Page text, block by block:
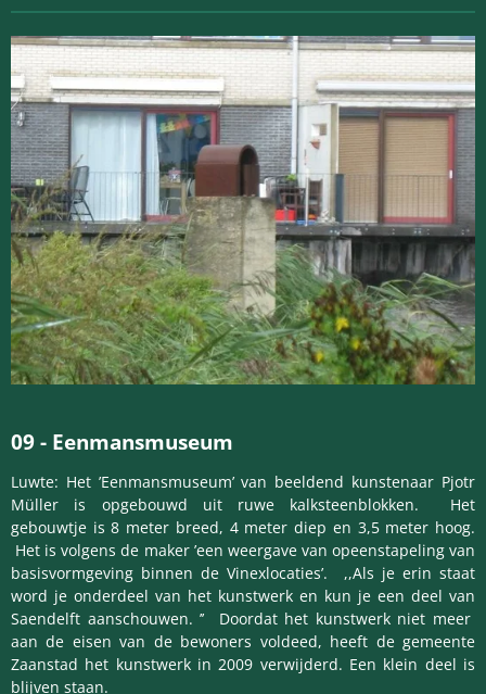
09- Eenmansmuseum
Luwte: Het ’Eenmansmuseum’ van beeldend kunstenaar Pjotr
Müller is opgebouwd uit ruwe kalksteenblokken. Het
gebouwtje is 8 meter breed, 4 meter diep en 3,5 meter hoog.
Het is volgens de maker ’een weergave van opeenstapeling van
basisvormgeving binnen de Vinexlocaties’. ,,Als je erin staat
word je onderdeel van het kunstwerk en kun je een deel van
Saendelft aanschouwen. ’’ Doordat het kunstwerk niet meer
aan de eisen van de bewoners voldeed, heeft de gemeente
Zaanstad het kunstwerk in 2009 verwijderd. Een klein deel is
blijven staan.